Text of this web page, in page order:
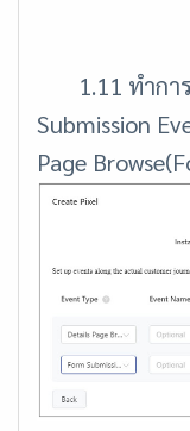
1.11 ทำการ
Submission
Page